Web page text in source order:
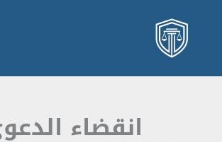
انقضاء الدعوى